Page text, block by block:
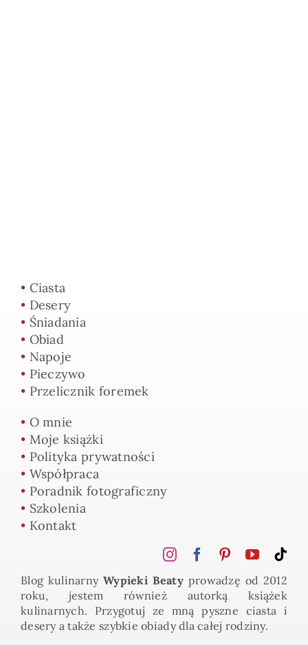
• Ciasta
• Desery
• Śniadania
• Obiad
• Napoje
• Pieczywo
• Przelicznik foremek
• O mnie
• Moje książki
• Polityka prywatności
• Współpraca
• Poradnik fotograficzny
• Szkolenia
• Kontakt
Blog kulinarny Wypieki Beaty prowadzę od 2012
roku, jestem również autorką książek
kulinarnych. Przygotuj ze mną pyszne ciasta i
desery a także szybkie obiady dla całej rodziny.